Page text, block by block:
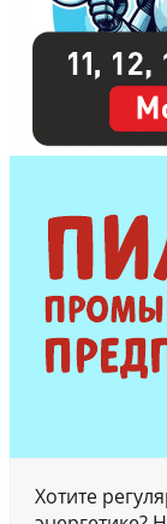
Хотите